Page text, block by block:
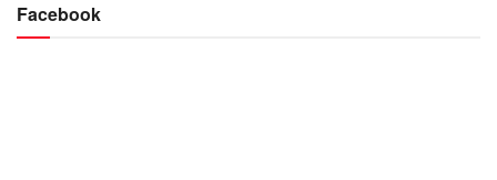
Facebook